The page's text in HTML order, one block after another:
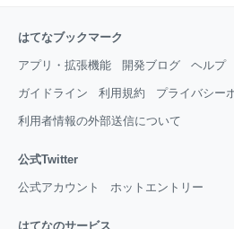
はてなブックマーク
アプリ・拡張機能 開発ブログ ヘルプ
ガイドライン 利用規約 プライバシー
利用者情報の外部送信について
公式Twitter
公式アカウント ホットエントリー
はてなのサービス